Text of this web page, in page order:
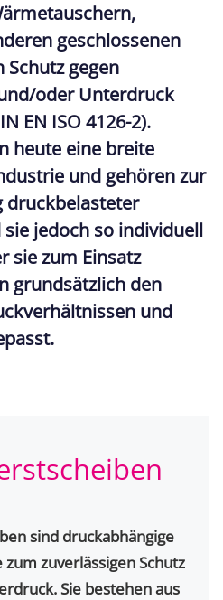
geschlossenen
Schutz gegen
oder Unterdruck
EN ISO 4126-2).
heute eine breite
und gehören zur
druckbelasteter
jedoch so individuell
sie zum Einsatz
grundsätzlich den
und
sind druckabhängige
zuverlässigen Schutz
Sie bestehen aus